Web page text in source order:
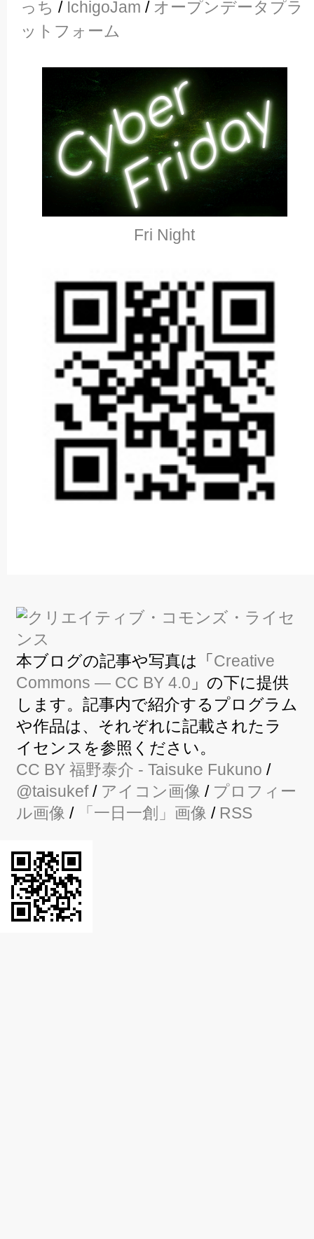
っち / IchigoJam / オープンデータプラ
ットフォーム
Fri Night
本ブログの記事や写真は「 Creative
Commons — CC BY 4.0 」の下に提供
します。記事内で紹介するプログラム
や作品は、それぞれに記載されたラ
イセンスを参照ください。
CC BY 福野泰介 - Taisuke Fukuno /
@taisukef/ アイコン画像 / プロフィー
ル画像 / 「一日一創」画像 / RSS